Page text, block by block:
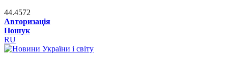
44.4572
Авторизація
Пошук
RU